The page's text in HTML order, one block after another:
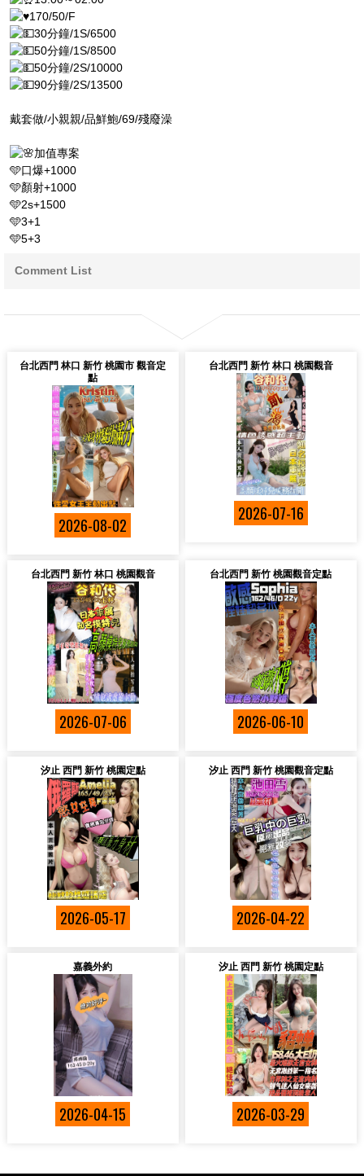
170/50/F
30分鐘/1S/6500
50分鐘/1S/8500
50分鐘/2S/10000
90分鐘/2S/13500
戴套做/小親親/品鮮鮑/69/殘廢澡
加值專案
🩵口爆+1000
🩵顏射+1000
🩵2s+1500
🩵3+1
🩵5+3
Comment List
台北西門 林口 新竹 桃園市 觀音定
點
2026-08-02
台北西門 新竹 林口 桃園觀音
2026-07-16
台北西門 新竹 林口 桃園觀音
2026-07-06
台北西門 新竹 桃園觀音定點
2026-06-10
汐止 西門 新竹 桃園定點
2026-05-17
汐止 西門 新竹 桃園觀音定點
2026-04-22
嘉義外約
2026-04-15
汐止 西門 新竹 桃園定點
2026-03-29